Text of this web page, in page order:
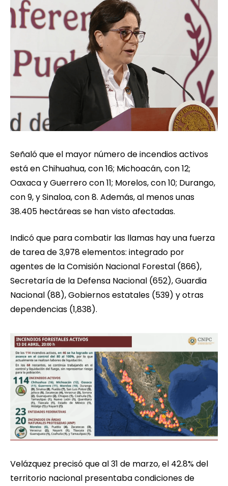
Señaló que el mayor número de incendios activos
está en Chihuahua, con 16; Michoacán, con 12;
Oaxaca y Guerrero con 11; Morelos, con 10; Durango,
con 9, y Sinaloa, con 8. Además, al menos unas
38.405 hectáreas se han visto afectadas.
Indicó que para combatir las llamas hay una fuerza
de tarea de 3,978 elementos: integrado por
agentes de la Comisión Nacional Forestal (866),
Secretaría de la Defensa Nacional (652), Guardia
Nacional (88), Gobiernos estatales (539) y otras
dependencias (1,838).
Velázquez precisó que al 31 de marzo, el 42.8% del
territorio nacional presentaba condiciones de